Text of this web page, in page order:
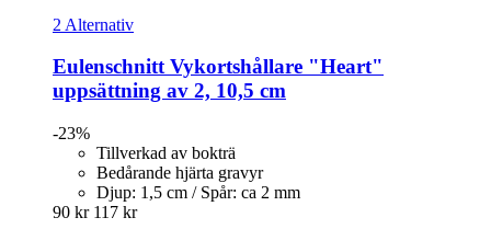
2 Alternativ
EulenschnittVykortshållare "Heart"
uppsättning av 2, 10,5 cm
-23%
Tillverkad av bokträ
Bedårande hjärta gravyr
Djup: 1,5 cm / Spår: ca 2 mm
90 kr 117 kr